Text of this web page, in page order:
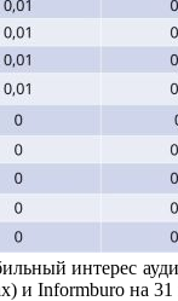
интерес
и Informburo на